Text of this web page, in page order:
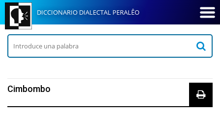
DICCIONARIO DIALECTAL PERALÊO
Cimbombo